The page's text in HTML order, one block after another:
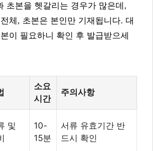
초본을 헷갈리는 경우가 많은데,
체, 초본은 본인만 기재됩니다. 대
이 필요하니 확인 후 발급받으세
소요
시간
주의사항
및
10-
15분
서류 유효기간 반
드시 확인